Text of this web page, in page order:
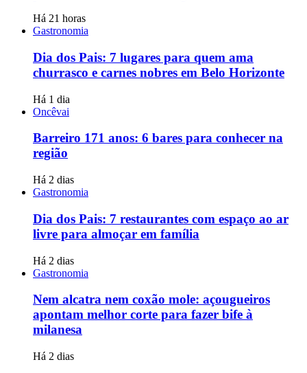
Há 21 horas
Gastronomia
Dia dos Pais: 7 lugares para quem ama
churrasco e carnes nobres em Belo Horizonte
Há 1 dia
Oncêvai
Barreiro 171 anos: 6 bares para conhecer na
região
Há 2 dias
Gastronomia
Dia dos Pais: 7 restaurantes com espaço ao ar
livre para almoçar em família
Há 2 dias
Gastronomia
Nem alcatra nem coxão mole: açougueiros
apontam melhor corte para fazer bife à
milanesa
Há 2 dias